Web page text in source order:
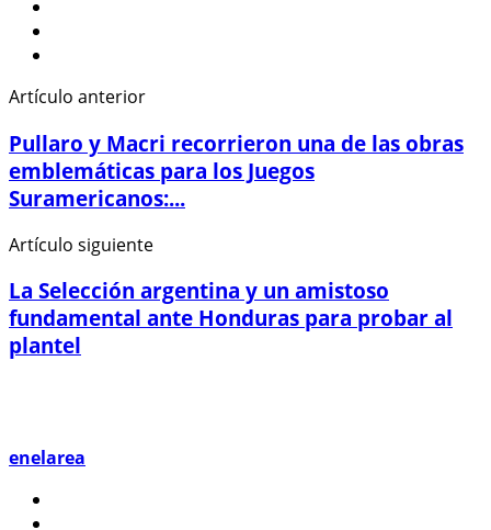
Artículo anterior
Pullaro y Macri recorrieron una de las obras
emblemáticas para los Juegos
Suramericanos:...
Artículo siguiente
La Selección argentina y un amistoso
fundamental ante Honduras para probar al
plantel
enelarea